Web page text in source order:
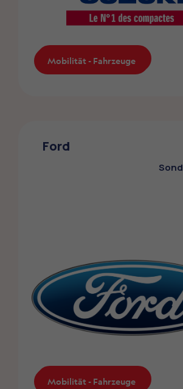
Mobilität - Fahrzeuge
Die ZMLP-Mitglieder profitieren
Mobilität - Fahrzeuge
Mobilität - Fahrzeuge
Mobilität - Fahrzeuge
Ford